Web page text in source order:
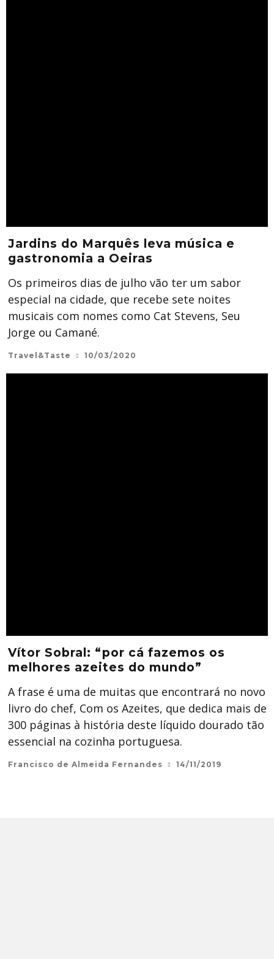
Jardins do Marquês leva música e
gastronomia a Oeiras
Os primeiros dias de julho vão ter um sabor
especial na cidade, que recebe sete noites
musicais com nomes como Cat Stevens, Seu
Jorge ou Camané.
Travel&Taste 10/03/2020
Vítor Sobral: “por cá fazemos os
melhores azeites do mundo”
A frase é uma de muitas que encontrará no novo
livro do chef, Com os Azeites, que dedica mais de
300 páginas à história deste líquido dourado tão
essencial na cozinha portuguesa.
Francisco de Almeida Fernandes 14/11/2019